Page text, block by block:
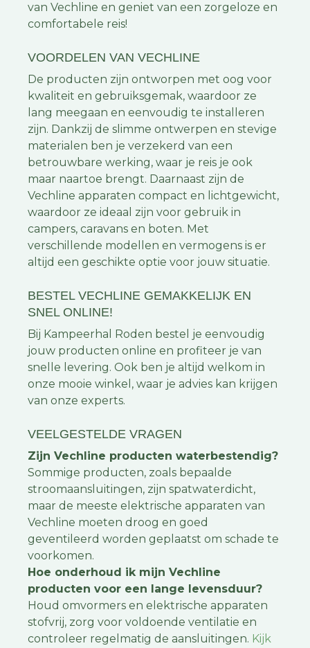
van Vechline en geniet van een zorgeloze en
comfortabele reis!
VOORDELEN VAN VECHLINE
De producten zijn ontworpen met oog voor
kwaliteit en gebruiksgemak, waardoor ze
lang meegaan en eenvoudig te installeren
zijn. Dankzij de slimme ontwerpen en stevige
materialen ben je verzekerd van een
betrouwbare werking, waar je reis je ook
maar naartoe brengt. Daarnaast zijn de
Vechline apparaten compact en lichtgewicht,
waardoor ze ideaal zijn voor gebruik in
campers, caravans en boten. Met
verschillende modellen en vermogens is er
altijd een geschikte optie voor jouw situatie.
BESTEL VECHLINE GEMAKKELIJK EN
SNEL ONLINE!
Bij Kampeerhal Roden bestel je eenvoudig
jouw producten online en profiteer je van
snelle levering. Ook ben je altijd welkom in
onze mooie winkel, waar je advies kan krijgen
van onze experts.
VEELGESTELDE VRAGEN
Zijn Vechline producten waterbestendig?
Sommige producten, zoals bepaalde
stroomaansluitingen, zijn spatwaterdicht,
maar de meeste elektrische apparaten van
Vechline moeten droog en goed
geventileerd worden geplaatst om schade te
voorkomen.
Hoe onderhoud ik mijn Vechline
producten voor een lange levensduur?
Houd omvormers en elektrische apparaten
stofvrij, zorg voor voldoende ventilatie en
controleer regelmatig de aansluitingen. Kijk